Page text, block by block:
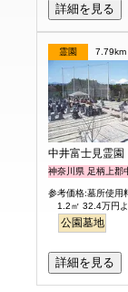
詳細を見る
霊園 7.79km
中井富士見霊園
神奈川県 足柄上郡
参考価格:墓所使用
1.2㎡ 32.4万円
公園墓地
詳細を見る